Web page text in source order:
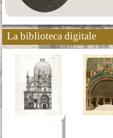
La biblioteca digitale